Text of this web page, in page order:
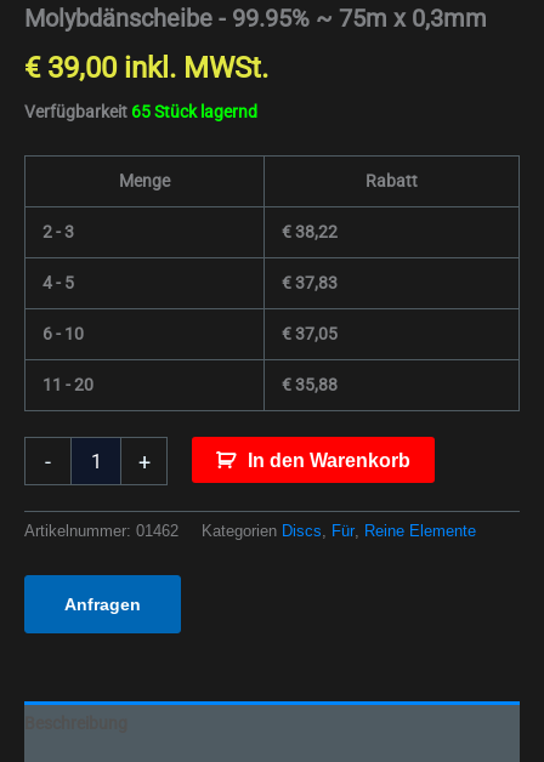
Molybdänscheibe - 99.95% ~ 75m x 0,3mm
€39,00 inkl. MWSt.
Verfügbarkeit 65 Stück lagernd
Menge Rabatt
2 - 3 €38,22
4 - 5 €37,83
6 - 10 €37,05
11 - 20 €35,88
- + In den Warenkorb
Artikelnummer: 01462 Kategorien Discs, Für, Reine Elemente
Anfragen